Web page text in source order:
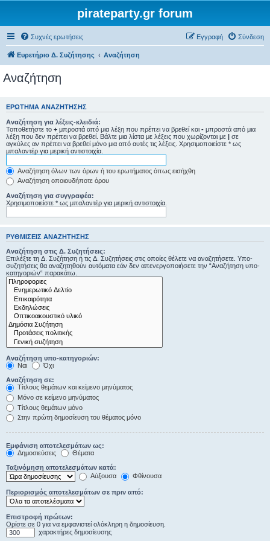
pirateparty.gr forum
Συχνές ερωτήσεις Σύνδεση
Εγγραφή
Ευρετήριο Δ. Συζήτησης Αναζήτηση
Αναζήτηση
ΕΡΏΤΗΜΑ ΑΝΑΖΉΤΗΣΗΣ
Αναζήτηση για λέξεις-κλειδιά:
Τοποθετήστε το + μπροστά από μια λέξη που πρέπει να βρεθεί και - μπροστά από μια
λέξη που δεν πρέπει να βρεθεί. Βάλτε μια λίστα με λέξεις που χωρίζονται με | σε
αγκύλες αν πρέπει να βρεθεί μόνο μια από αυτές τις λέξεις. Χρησιμοποιείστε * ως
μπαλαντέρ για μερική αντιστοιχία.
Αναζήτηση όλων των όρων ή του ερωτήματος όπως εισήχθη
Αναζήτηση οποιουδήποτε όρου
Αναζήτηση για συγγραφέα:
Χρησιμοποιείστε * ως μπαλαντέρ για μερική αντιστοιχία.
ΡΥΘΜΊΣΕΙΣ ΑΝΑΖΉΤΗΣΗΣ
Αναζήτηση στις Δ. Συζητήσεις:
Επιλέξτε τη Δ. Συζήτηση ή τις Δ. Συζητήσεις στις οποίες θέλετε να αναζητήσετε. Υπο-
συζητήσεις θα αναζητηθούν αυτόματα εάν δεν απενεργοποιήσετε την “Αναζήτηση υπο-
κατηγοριών“ παρακάτω.
Αναζήτηση υπο-κατηγοριών:
Ναι
Όχι
Αναζήτηση σε:
Τίτλους θεμάτων και κείμενο μηνύματος
Μόνο σε κείμενο μηνύματος
Τίτλους θεμάτων μόνο
Στην πρώτη δημοσίευση του θέματος μόνο
Εμφάνιση αποτελεσμάτων ως:
Δημοσιεύσεις
Θέματα
Ταξινόμηση αποτελεσμάτων κατά:
Αύξουσα
Φθίνουσα
Περιορισμός αποτελεσμάτων σε πριν από:
Επιστροφή πρώτων:
Ορίστε σε 0 για να εμφανιστεί ολόκληρη η δημοσίευση.
χαρακτήρες δημοσίευσης